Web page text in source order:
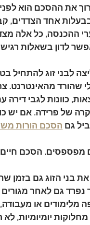
את ההסכם הוא
אחד הצדדים,
ההכנסה, כל אלה
לדון בשאלות
לבני זוג
שהורד מהאינטרנט.
כוונות לגבי
של פרידה. אם
גם הסכם הורות
מפספסים. הסכם
בני הזוג גם בזמן
נפרד גם לאחר
מלימודים או
יומיומיות, לא